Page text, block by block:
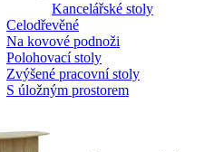
Kancelářské stoly
Celodřevěné
Na kovové podnoži
Polohovací stoly
Zvýšené pracovní stoly
S úložným prostorem